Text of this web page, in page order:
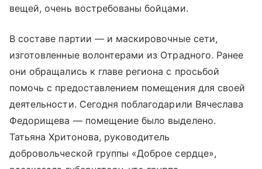
вещей, очень востребованы бойцами.
В составе партии — и маскировочные сети,
изготовленные волонтерами из Отрадного. Ранее
они обращались к главе региона с просьбой
помочь с предоставлением помещения для своей
деятельности. Сегодня поблагодарили Вячеслава
Федорищева — помещение было выделено.
Татьяна Хритонова, руководитель
добровольческой группы «Доброе сердце»,